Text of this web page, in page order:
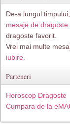
De-a lungul
mesaje de dragoste
dragoste favorit.
Vrei mai multe
iubire.
Parteneri
Horoscop Dragoste
Cumpara de la